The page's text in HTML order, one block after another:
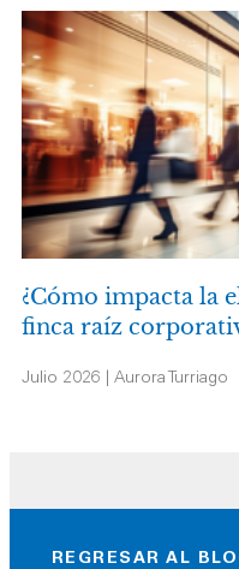
¿Cómo impacta la
finca raíz
Julio 2026 | Aurora Turriago
REGRESAR AL